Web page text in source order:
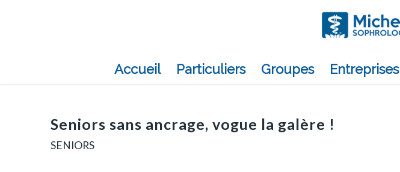
Accueil Particuliers Groupes Entreprises
Seniors sans ancrage, vogue la galère !
SENIORS